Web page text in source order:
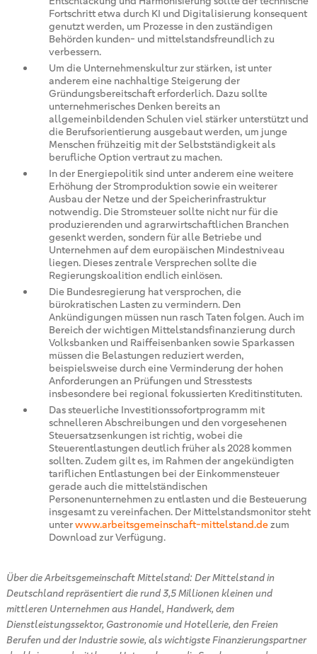
Fortschritt etwa durch KI und Digitalisierung konsequent
genutzt werden, um Prozesse in den zuständigen
Behörden kunden- und mittelstandsfreundlich zu
verbessern.
Um die Unternehmenskultur zur stärken, ist unter
anderem eine nachhaltige Steigerung der
Gründungsbereitschaft erforderlich. Dazu sollte
unternehmerisches Denken bereits an
allgemeinbildenden Schulen viel stärker unterstützt und
die Berufsorientierung ausgebaut werden, um junge
Menschen frühzeitig mit der Selbstständigkeit als
berufliche Option vertraut zu machen.
In der Energiepolitik sind unter anderem eine weitere
Erhöhung der Stromproduktion sowie ein weiterer
Ausbau der Netze und der Speicherinfrastruktur
notwendig. Die Stromsteuer sollte nicht nur für die
produzierenden und agrarwirtschaftlichen Branchen
gesenkt werden, sondern für alle Betriebe und
Unternehmen auf dem europäischen Mindestniveau
liegen. Dieses zentrale Versprechen sollte die
Regierungskoalition endlich einlösen.
Die Bundesregierung hat versprochen, die
bürokratischen Lasten zu vermindern. Den
Ankündigungen müssen nun rasch Taten folgen. Auch im
Bereich der wichtigen Mittelstandsfinanzierung durch
Volksbanken und Raiffeisenbanken sowie Sparkassen
müssen die Belastungen reduziert werden,
beispielsweise durch eine Verminderung der hohen
Anforderungen an Prüfungen und Stresstests
insbesondere bei regional fokussierten Kreditinstituten.
Das steuerliche Investitionssofortprogramm mit
schnelleren Abschreibungen und den vorgesehenen
Steuersatzsenkungen ist richtig, wobei die
Steuerentlastungen deutlich früher als 2028 kommen
sollten. Zudem gilt es, im Rahmen der angekündigten
tariflichen Entlastungen bei der Einkommensteuer
gerade auch die mittelständischen
Personenunternehmen zu entlasten und die Besteuerung
insgesamt zu vereinfachen. Der Mittelstandsmonitor steht
unterwww.arbeitsgemeinschaft-mittelstand.dezum
Download zur Verfügung.
Über die Arbeitsgemeinschaft Mittelstand: Der Mittelstand in
Deutschland repräsentiert die rund 3,5 Millionen kleinen und
mittleren Unternehmen aus Handel, Handwerk, dem
Dienstleistungssektor, Gastronomie und Hotellerie, den Freien
Berufen und der Industrie sowie, als wichtigste Finanzierungspartner